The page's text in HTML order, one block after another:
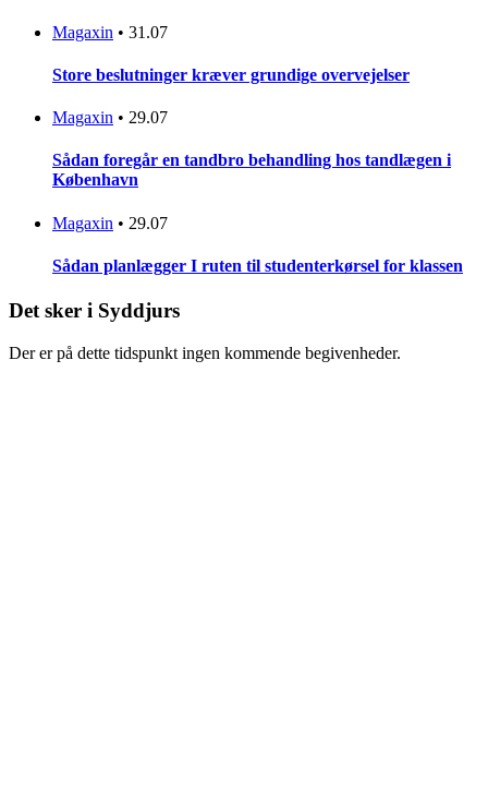
Magaxin • 31.07
Store beslutninger kræver grundige overvejelser
Magaxin • 29.07
Sådan foregår en tandbro behandling hos tandlægen i
København
Magaxin • 29.07
Sådan planlægger I ruten til studenterkørsel for klassen
Det sker i Syddjurs
Der er på dette tidspunkt ingen kommende begivenheder.